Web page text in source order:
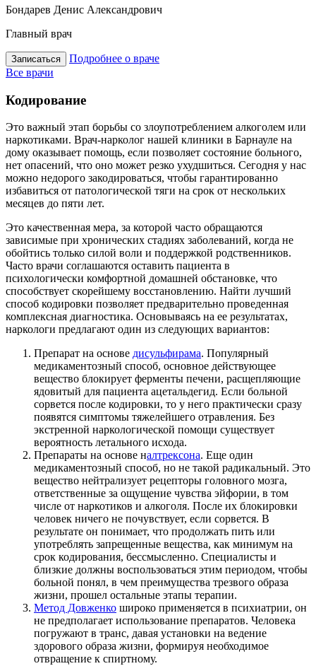
Бондарев Денис Александрович
Главный врач
Записаться Подробнее о враче
Все врачи
Кодирование
Это важный этап борьбы со злоупотреблением алкоголем или
наркотиками. Врач-нарколог нашей клиники в Барнауле на
дому оказывает помощь, если позволяет состояние больного,
нет опасений, что оно может резко ухудшиться. Сегодня у нас
можно недорого закодироваться, чтобы гарантированно
избавиться от патологической тяги на срок от нескольких
месяцев до пяти лет.
Это качественная мера, за которой часто обращаются
зависимые при хронических стадиях заболеваний, когда не
обойтись только силой воли и поддержкой родственников.
Часто врачи соглашаются оставить пациента в
психологически комфортной домашней обстановке, что
способствует скорейшему восстановлению. Найти лучший
способ кодировки позволяет предварительно проведенная
комплексная диагностика. Основываясь на ее результатах,
наркологи предлагают один из следующих вариантов:
Препарат на основе дисульфирама. Популярный
медикаментозный способ, основное действующее
вещество блокирует ферменты печени, расщепляющие
ядовитый для пациента ацетальдегид. Если больной
сорвется после кодировки, то у него практически сразу
появятся симптомы тяжелейшего отравления. Без
экстренной наркологической помощи существует
вероятность летального исхода.
Препараты на основе налтрексона. Еще один
медикаментозный способ, но не такой радикальный. Это
вещество нейтрализует рецепторы головного мозга,
ответственные за ощущение чувства эйфории, в том
числе от наркотиков и алкоголя. После их блокировки
человек ничего не почувствует, если сорвется. В
результате он понимает, что продолжать пить или
употреблять запрещенные вещества, как минимум на
срок кодирования, бессмысленно. Специалисты и
близкие должны воспользоваться этим периодом, чтобы
больной понял, в чем преимущества трезвого образа
жизни, прошел остальные этапы терапии.
Метод Довженко широко применяется в психиатрии, он
не предполагает использование препаратов. Человека
погружают в транс, давая установки на ведение
здорового образа жизни, формируя необходимое
отвращение к спиртному.